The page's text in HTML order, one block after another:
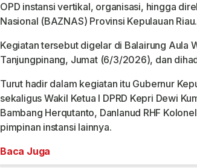
OPD instansi vertikal, organisasi, hingga
Nasional (BAZNAS) Provinsi Kepulauan Riau.
Kegiatan tersebut digelar di Balairung Aula
Tanjungpinang, Jumat (6/3/2026), dan
Turut hadir dalam kegiatan itu Gubernur
sekaligus Wakil Ketua I DPRD Kepri Dewi
Bambang Herqutanto, Danlanud RHF
pimpinan instansi lainnya.
Baca Juga